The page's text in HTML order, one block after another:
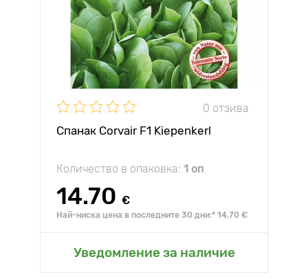
0 отзива
Спанак Corvair F1 Kiepenkerl
Количество в опаковка: 1 оп
14.70 €
Най-ниска цена в последните 30 дни:* 14.70 €
Уведомление за наличие